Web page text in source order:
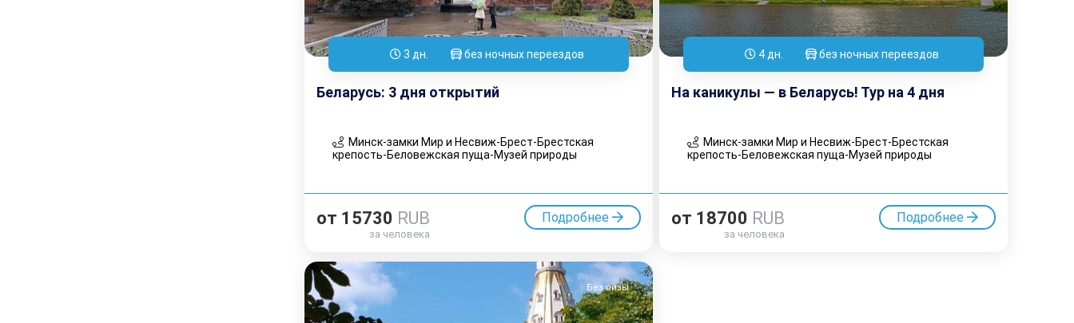
3 дн. без ночных переездов
Беларусь: 3 дня открытий
Минск-замки Мир и Несвиж-Брест-Брестская
крепость-Беловежская пуща-Музей природы
от 15730 RUB
за человека
Подробнее
4 дн. без ночных переездов
На каникулы — в Беларусь! Тур на 4 дня
Минск-замки Мир и Несвиж-Брест-Брестская
крепость-Беловежская пуща-Музей природы
от 18700 RUB
за человека
Подробнее
Без визы